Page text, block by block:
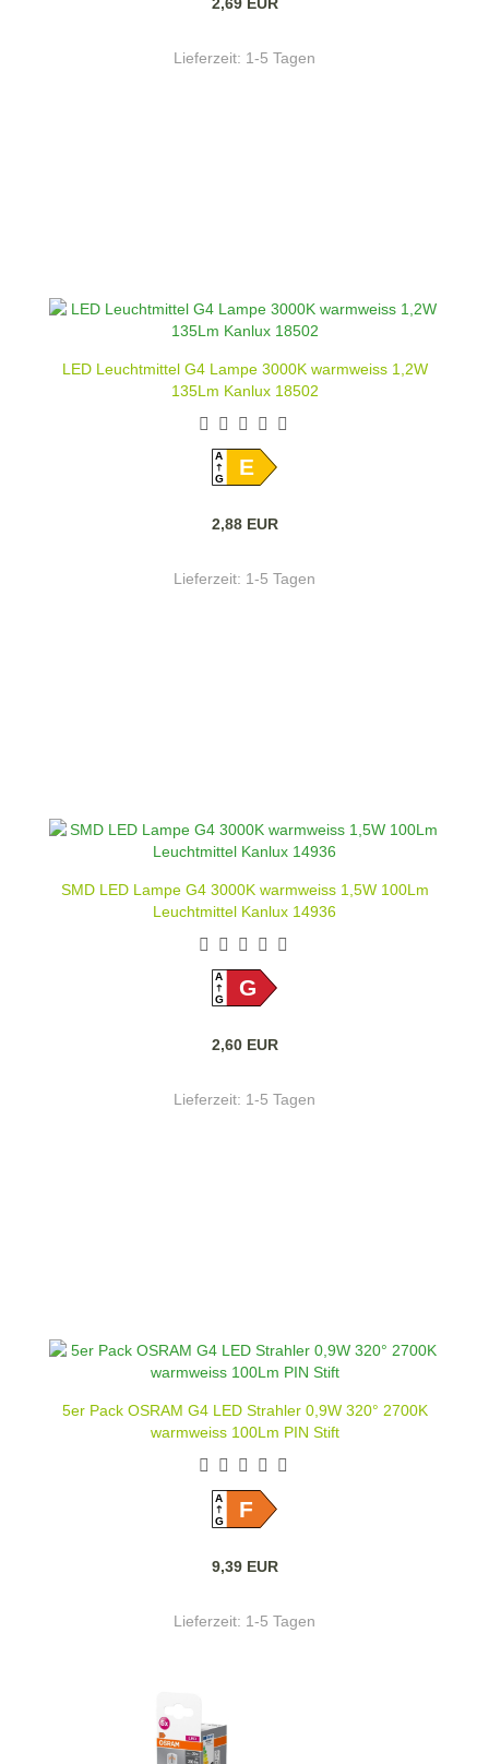
Lieferzeit: 1-5 Tagen
LED Leuchtmittel G4 Lampe 3000K warmweiss 1,2W
135Lm Kanlux 18502
A
GE
2,88 EUR
Lieferzeit: 1-5 Tagen
SMD LED Lampe G4 3000K warmweiss 1,5W 100Lm
Leuchtmittel Kanlux 14936
A
GG
2,60 EUR
Lieferzeit: 1-5 Tagen
5er Pack OSRAM G4 LED Strahler 0,9W 320° 2700K
warmweiss 100Lm PIN Stift
A
GF
9,39 EUR
Lieferzeit: 1-5 Tagen